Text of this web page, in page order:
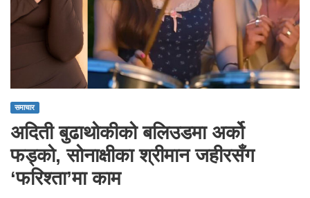
समाचार
अदिती बुढाथोकीको बलिउडमा अर्को
फड्को, सोनाक्षीका श्रीमान जहीरसँग
‘फरिश्ता’मा काम